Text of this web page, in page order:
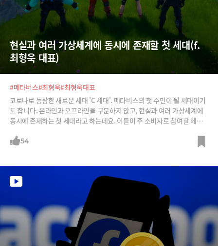
현실과 여러 가상세계에 동시에 존재할 첫 세대(f.
최형욱 대표)
#메타버스#최형욱#최형욱대표
코로나로 등장한 새로운 세대 'C 세대'. 메타버스의 첫 주민이 될 세대이기
도 합니다. 온라인과 오프라인을 구분하지 않고, 현실과 여러 가상세계에
동시에 존재하는 첫 세대라고 하는데요. 이들이 주 소비자로 참여할 메타
와 결합이 될까요? '메타버스가 만드는 가상경제 시대가 온다'의 저자 최형
54